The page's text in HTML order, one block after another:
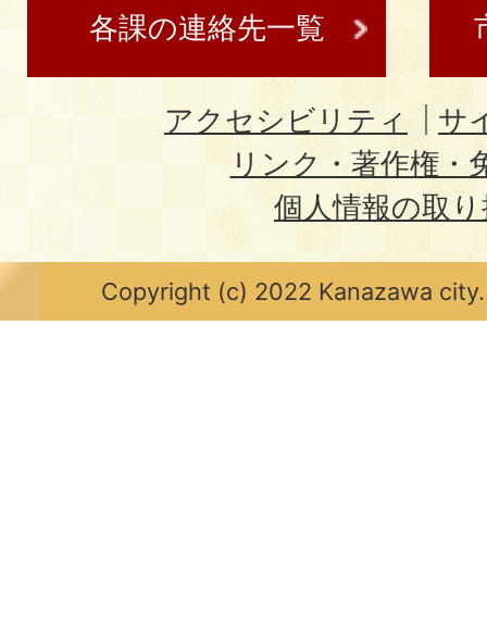
各課の連絡先一覧
アクセシビリティ
サ
リンク・著作権・
個人情報の取
Copyright (c) 2022 Kanazawa